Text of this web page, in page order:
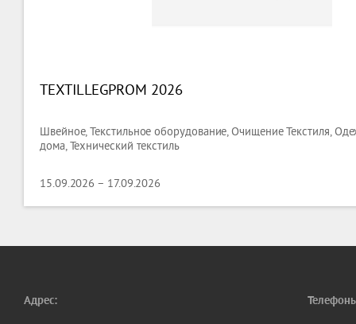
TEXTILLEGPRОM 2026
Швейное, Текстильное оборудование, Очищение Текстиля,
дома, Технический текстиль
15.09.2026 – 17.09.2026
Адрес: